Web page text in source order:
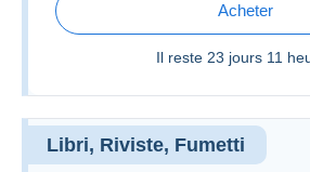
Acheter
Il reste 23 jours 11
Libri, Riviste, Fumetti